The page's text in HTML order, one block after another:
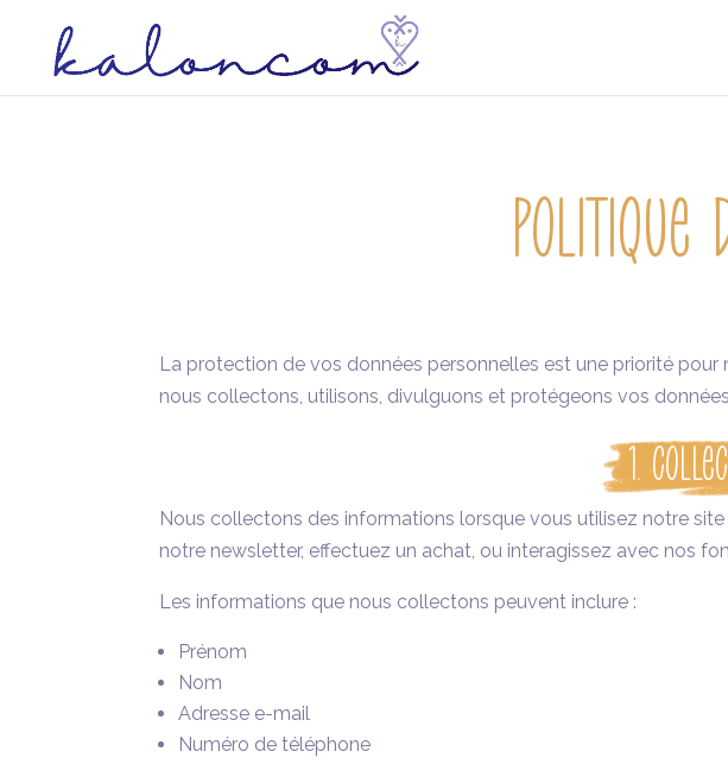
Politique
La protection de vos données personnelles est une priorité
nous collectons, utilisons, divulguons et protégeons vos
1.
Nous collectons des informations lorsque vous utilisez notre
notre newsletter, effectuez un achat, ou interagissez avec nos
Les informations que nous collectons peuvent inclure :
Prénom
Nom
Adresse e-mail
Numéro de téléphone